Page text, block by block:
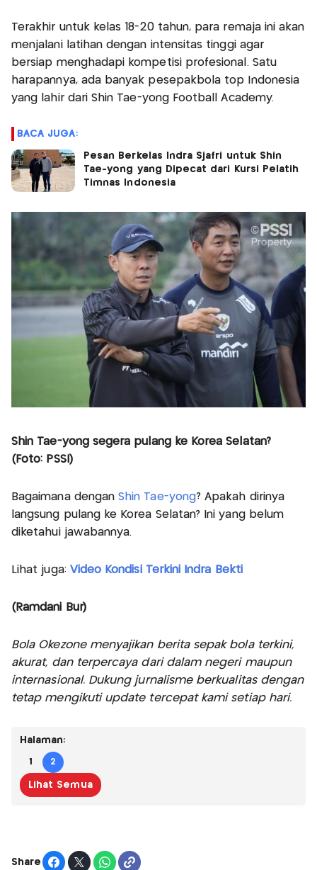
Terakhir untuk kelas 18-20 tahun, para remaja ini akan
menjalani latihan dengan intensitas tinggi agar
bersiap menghadapi kompetisi profesional. Satu
harapannya, ada banyak pesepakbola top Indonesia
yang lahir dari Shin Tae-yong Football Academy.
BACA JUGA:
Pesan Berkelas Indra Sjafri untuk Shin
Tae-yong yang Dipecat dari Kursi Pelatih
Timnas Indonesia
Shin Tae-yong segera pulang ke Korea Selatan?
(Foto: PSSI)
Bagaimana denganShin Tae-yong? Apakah dirinya
langsung pulang ke Korea Selatan? Ini yang belum
diketahui jawabannya.
Lihat juga: Video Kondisi Terkini Indra Bekti
(Ramdani Bur)
Bola Okezone menyajikan berita sepak bola terkini,
akurat, dan terpercaya dari dalam negeri maupun
internasional. Dukung jurnalisme berkualitas dengan
tetap mengikuti update tercepat kami setiap hari.
Halaman:
1 2
Lihat Semua
Share